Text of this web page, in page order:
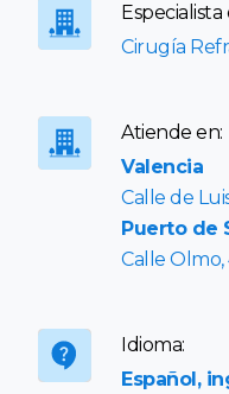
Especialista
Cirugía
Atiende en:
Valencia
Calle de
Puerto de
Calle Olmo,
Idioma:
Español,